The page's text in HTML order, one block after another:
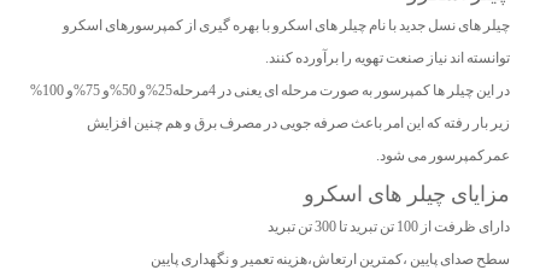
چیلر های نسل جدید با نام چیلر های اسکرو با بهره گیری از کمپرسورهای اسکرو
توانسته اند نیاز صنعت تهویه را برآورده کنند.
در این چیلر ها کمپرسور به صورت مرحله ای یعنی در 4مرحله25%و 50%و 75%و 100%
زیر بار رفته که این امر باعث صرفه جویی در مصرف برق و هم چنین افزایش
عمرکمپرسور می شود.
مزایای چیلر های اسکرو
دارای ظرفت از 100 تن تبرید تا 300 تن تبرید
سطح صدای پایین ،کمترین ارتعاش،هزینه تعمیر و نگهداری پایین